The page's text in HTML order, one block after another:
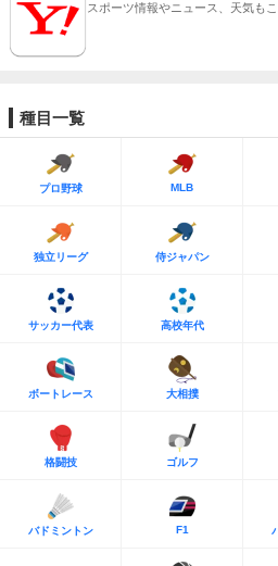
スポーツ情報やニュース、天気も
種目一覧
プロ野球 MLB
独立リーグ 侍ジャパン
サッカー代表 高校年代
ボートレース 大相撲
格闘技 ゴルフ
バドミントン F1